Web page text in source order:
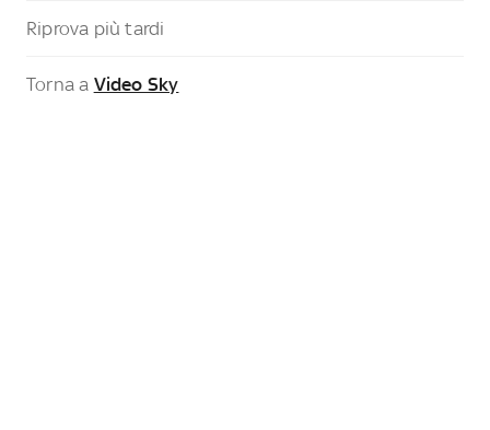
Riprova più tardi
Torna a Video Sky